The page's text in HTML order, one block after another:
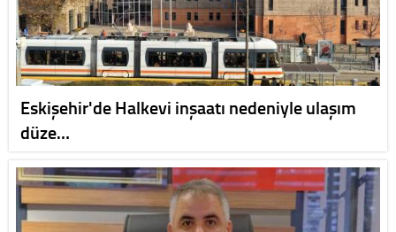
Eskişehir'de Halkevi inşaatı nedeniyle ulaşım
düze…